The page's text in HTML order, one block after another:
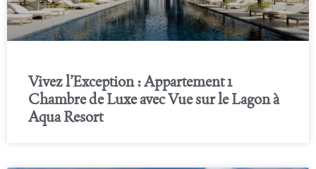
Vivez l’Exception : Appartement 1
Chambre de Luxe avec Vue sur le Lagon à
Aqua Resort